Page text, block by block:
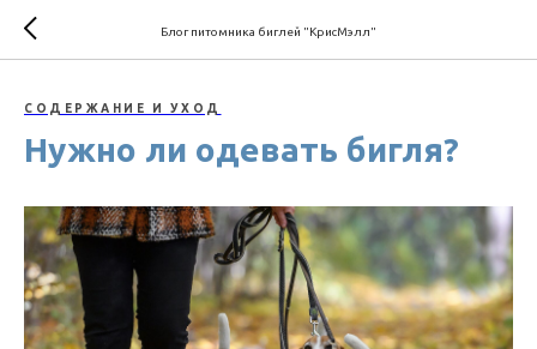
Блог питомника биглей "КрисМэлл"
СОДЕРЖАНИЕ И УХОД
Нужно ли одевать бигля?